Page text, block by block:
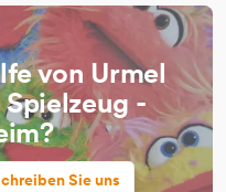
von Urmel
-
Sie uns